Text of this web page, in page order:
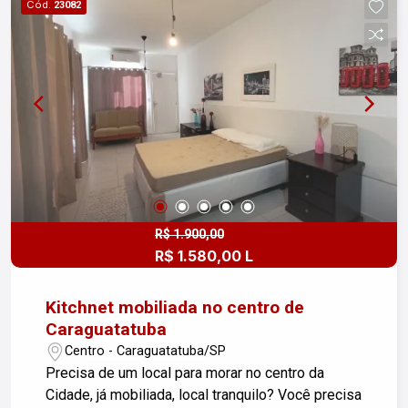
Cód. 23082
R$ 1.900,00
R$ 1.580,00 L
Kitchnet mobiliada no centro de
Caraguatatuba
Centro - Caraguatatuba/SP
Precisa de um local para morar no centro da
Cidade, já mobiliada, local tranquilo? Você precisa